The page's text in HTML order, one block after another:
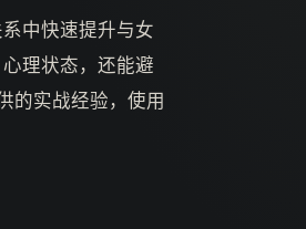
中快速提升与女
理状态，还能避
的实战经验，使用